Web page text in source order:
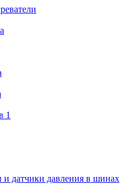
1
датчики давления в шинах